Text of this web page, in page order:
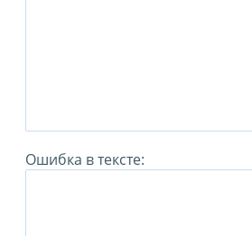
Ошибка в тексте: